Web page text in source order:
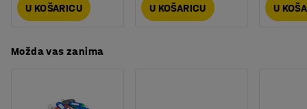
U KOŠARICU U KOŠARICU U
Možda vas zanima